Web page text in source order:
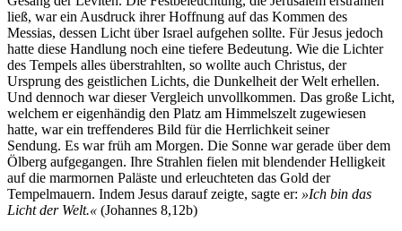
ließ, war ein Ausdruck ihrer Hoffnung auf das Kommen des
Messias, dessen Licht über Israel aufgehen sollte. Für Jesus jedoch
hatte diese Handlung noch eine tiefere Bedeutung. Wie die Lichter
des Tempels alles überstrahlten, so wollte auch Christus, der
Ursprung des geistlichen Lichts, die Dunkelheit der Welt erhellen.
Und dennoch war dieser Vergleich unvollkommen. Das große Licht,
welchem er eigenhändig den Platz am Himmelszelt zugewiesen
hatte, war ein treffenderes Bild für die Herrlichkeit seiner
Sendung. Es war früh am Morgen. Die Sonne war gerade über dem
Ölberg aufgegangen. Ihre Strahlen fielen mit blendender Helligkeit
auf die marmornen Paläste und erleuchteten das Gold der
Tempelmauern. Indem Jesus darauf zeigte, sagte er: »Ich bin das
Licht der Welt.« (Johannes 8,12b)